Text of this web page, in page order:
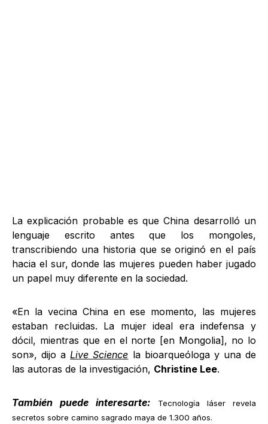
La explicación probable es que China desarrolló un
lenguaje escrito antes que los mongoles,
transcribiendo una historia que se originó en el país
hacia el sur, donde las mujeres pueden haber jugado
un papel muy diferente en la sociedad.
«En la vecina China en ese momento, las mujeres
estaban recluidas. La mujer ideal era indefensa y
dócil, mientras que en el norte [en Mongolia], no lo
son», dijo aLive Science la bioarqueóloga y una de
las autoras de la investigación, Christine Lee.
También puede interesarte:
Tecnología láser revela
secretos sobre camino sagrado maya de 1.300 años.